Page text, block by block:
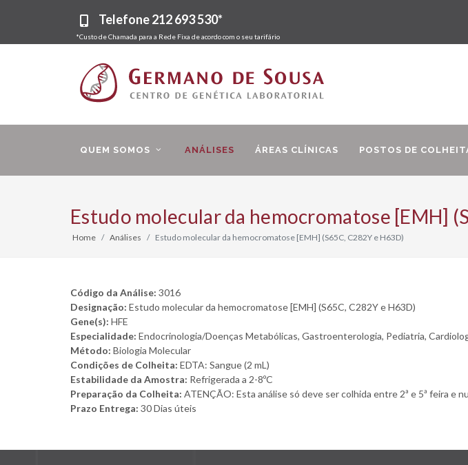
Telefone212 693 530*
*Custo de Chamada para a Rede Fixa de acordo com o seu tarifário
QUEM SOMOS ANÁLISES ÁREAS CLÍNICAS POSTOS DE
Estudo molecular da hemocromatose [EMH]
Home Análises Estudo molecular da hemocromatose [EMH] (S65C, C282Y e H63D)
Código da Análise: 3016
Designação: Estudo molecular da hemocromatose [EMH] (S65C, C282Y e H63D)
Gene(s): HFE
Especialidade: Endocrinologia/Doenças Metabólicas, Gastroenterologia, Pediatria,
Método: Biologia Molecular
Condições de Colheita: EDTA: Sangue (2 mL)
Estabilidade da Amostra: Refrigerada a 2-8ºC
Preparação da Colheita: ATENÇÃO: Esta análise só deve ser colhida entre 2ª e 5ª feira e
Prazo Entrega: 30 Dias úteis